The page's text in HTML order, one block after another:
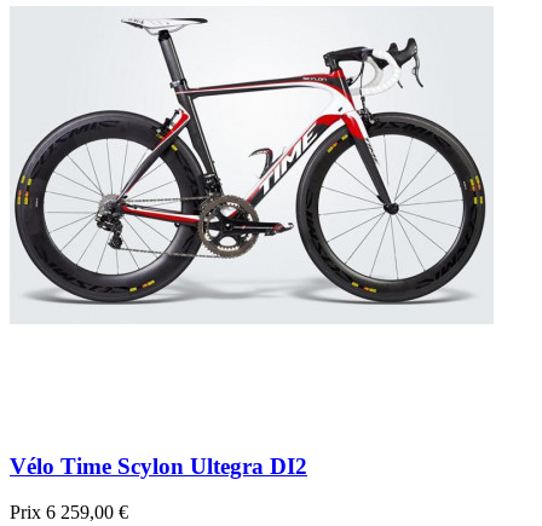
Vélo Time Scylon Ultegra DI2
Prix 6 259,00 €